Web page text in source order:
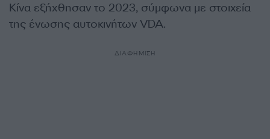
Κίνα εξήχθησαν το 2023, σύμφωνα με στοιχεία
της ένωσης αυτοκινήτων VDA.
ΔΙΑΦΗΜΙΣΗ